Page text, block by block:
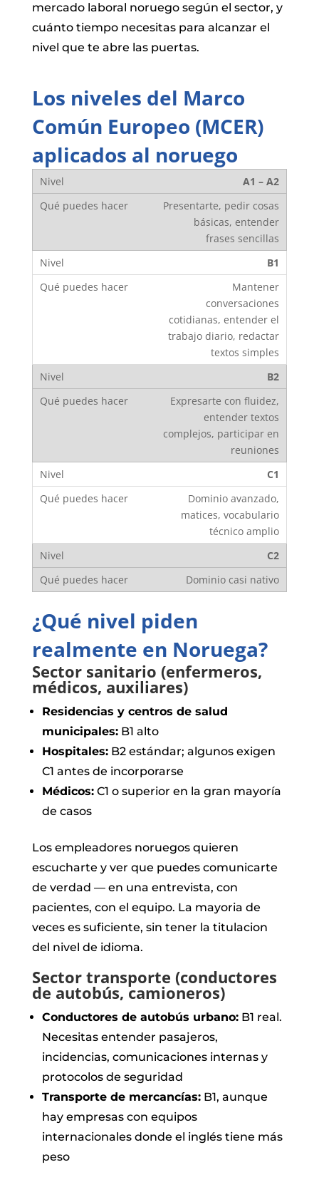
mercado laboral noruego según el sector, y
cuánto tiempo necesitas para alcanzar el
nivel que te abre las puertas.
Los niveles del Marco
Común Europeo (MCER)
aplicados al noruego
A1 – A2
Presentarte, pedir cosas
básicas, entender
frases sencillas
B1
Mantener
conversaciones
cotidianas, entender el
trabajo diario, redactar
textos simples
B2
Expresarte con fluidez,
entender textos
complejos, participar en
reuniones
C1
Dominio avanzado,
matices, vocabulario
técnico amplio
C2
Dominio casi nativo
¿Qué nivel piden
realmente en Noruega?
Sector sanitario (enfermeros,
médicos, auxiliares)
Residencias y centros de salud
municipales:B1 alto
Hospitales:B2 estándar; algunos exigen
C1 antes de incorporarse
Médicos:C1 o superior en la gran mayoría
de casos
Los empleadores noruegos quieren
escucharte y ver que puedes comunicarte
de verdad — en una entrevista, con
pacientes, con el equipo. La mayoria de
veces es suficiente, sin tener la titulacion
del nivel de idioma.
Sector transporte (conductores
de autobús, camioneros)
Conductores de autobús urbano:B1 real.
Necesitas entender pasajeros,
incidencias, comunicaciones internas y
protocolos de seguridad
Transporte de mercancías:B1, aunque
hay empresas con equipos
internacionales donde el inglés tiene más
peso